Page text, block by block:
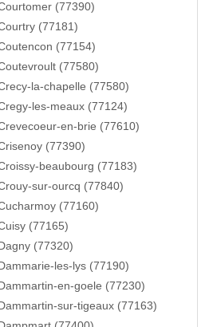
(77390)
(77181)
(77154)
(77580)
la-chapelle (77580)
les-meaux (77124)
en-brie (77610)
(77390)
beaubourg (77183)
sur-ourcq (77840)
(77160)
(77165)
(77320)
les-lys (77190)
en-goele (77230)
sur-tigeaux (77163)